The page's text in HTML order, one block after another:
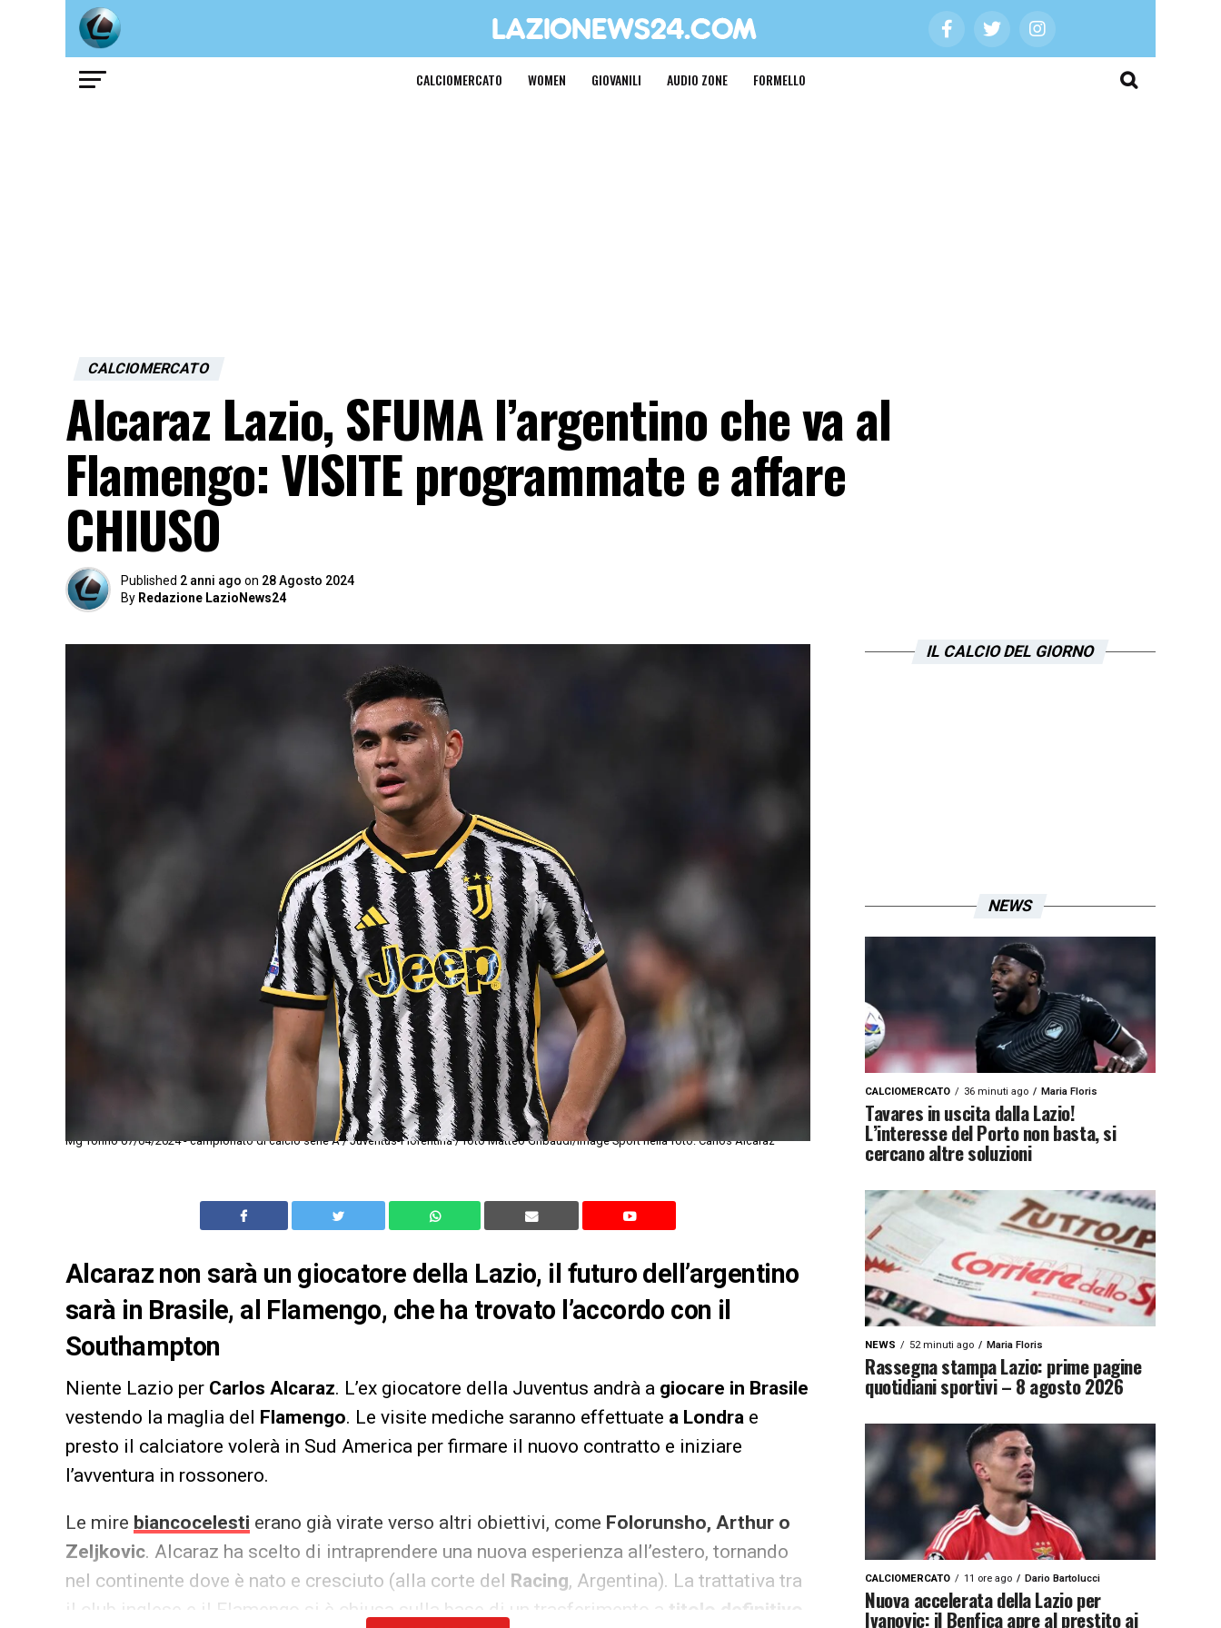
CALCIOMERCATO WOMEN GIOVANILI AUDIO ZONE FORMELLO
CALCIOMERCATO
Alcaraz Lazio, SFUMA l’argentino che va al
Flamengo: VISITE programmate e affare
CHIUSO
Published 2 anni ago on 28 Agosto 2024
By Redazione LazioNews24
Mg Torino 07/04/2024 - campionato di calcio serie A / Juventus-Fiorentina / foto Matteo Gribaudi/Image Sport nella foto: Carlos Alcaraz
Alcaraz non sarà un giocatore della Lazio, il futuro dell’argentino
sarà in Brasile, al Flamengo, che ha trovato l’accordo con il
Southampton
Niente Lazio per Carlos Alcaraz. L’ex giocatore della Juventus andrà a giocare in Brasile
vestendo la maglia del Flamengo. Le visite mediche saranno effettuate a Londra e
presto il calciatore volerà in Sud America per firmare il nuovo contratto e iniziare
l’avventura in rossonero.
Le mire biancocelesti erano già virate verso altri obiettivi, come Folorunsho, Arthur o
Zeljkovic. Alcaraz ha scelto di intraprendere una nuova esperienza all’estero, tornando
nel continente dove è nato e cresciuto (alla corte del Racing, Argentina). La trattativa tra
il club inglese e il Flamengo si è chiusa sulla base di un trasferimento a
titolo definitivo
IL CALCIO DEL GIORNO
NEWS
CALCIOMERCATO 36 minuti ago Maria Floris
Tavares in uscita dalla Lazio!
L’interesse del Porto non basta, si
cercano altre soluzioni
NEWS 52 minuti ago Maria Floris
Rassegna stampa Lazio: prime pagine
quotidiani sportivi – 8 agosto 2026
CALCIOMERCATO 11 ore ago Dario Bartolucci
Nuova accelerata della Lazio per
Ivanovic: il Benfica apre al prestito ai